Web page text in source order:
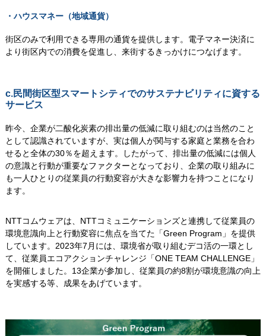
・ハウスマネー（地域通貨）
街区のみで利用できる専用の通貨を提供します。電子マネー決済に
より街区内での消費を促進し、来街するきっかけにつなげます。
c.民間街区型スマートシティでのサステナビリティに資する
サービス
昨今、企業が二酸化炭素の排出量の低減に取り組むのは当然のこと
として認識されていますが、実は個人が関与する家庭と業務を合わ
せると全体の30％を超えます。したがって、排出量の低減には個人
の意識と行動が重要なファクターとなっており、企業の取り組みに
も一人ひとりの従業員の行動変容が大きな影響力を持つことになり
ます。
NTTコムウェアは、NTTコミュニケーションズと連携して従業員の
環境意識向上と行動変容に焦点を当てた「Green Program」を提供
しています。2023年7月には、環境省が取り組むデコ活の一環とし
て、従業員エコアクションチャレンジ「ONE TEAM CHALLENGE」
を開催しました。13企業が参加し、従業員の約8割が環境意識の向上
を実感する等、成果をあげています。